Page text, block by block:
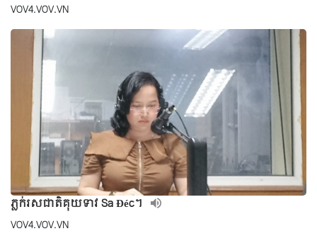
VOV4.VOV.VN
ភ្លក់រសជាតិគុយទាវ Sa Đéc។
VOV4.VOV.VN